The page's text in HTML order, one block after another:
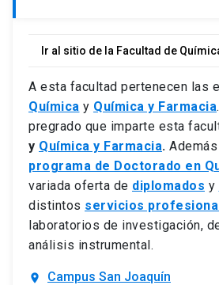
Ir al sitio de la Facultad de
A esta facultad pertenecen las
Química y Química y Farmacia
pregrado que imparte esta
y Química y Farmacia.
programa de Doctorado en
variada oferta de diplomados y
distintos servicios
laboratorios de investigación,
análisis instrumental.
location_on Campus San Joaquín